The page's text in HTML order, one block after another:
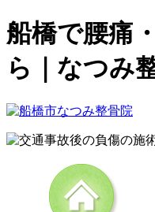
船橋で腰痛
ら｜なつみ